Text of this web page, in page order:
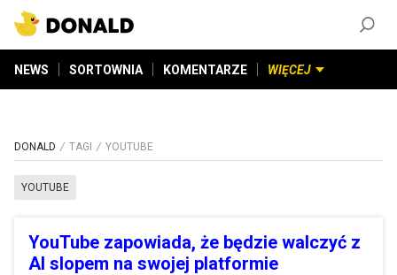
NEWS SORTOWNIA KOMENTARZE WIĘCEJ
DONALD TAGI YOUTUBE
YOUTUBE
YouTube zapowiada, że będzie walczyć z
AI slopem na swojej platformie